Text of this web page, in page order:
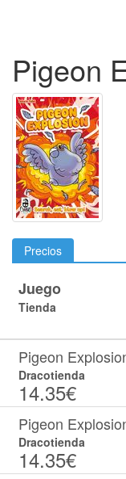
Pigeon
Precios
Juego
Tienda
Pigeon
Dracotienda
14.35€
Pigeon
Dracotienda
14.35€